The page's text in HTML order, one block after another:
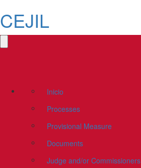
CEJIL
Inicio
Processes
Provisional Measure
Documents
Judge and/or Commissioners